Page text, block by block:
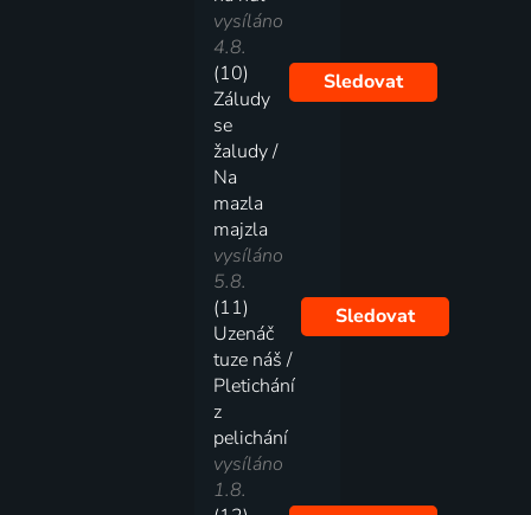
vysíláno
4.8.
(10)
Záludy
se
žaludy /
Na
mazla
majzla
vysíláno
5.8.
Sledovat
(11)
Uzenáč
tuze náš /
Pletichání
z
pelichání
vysíláno
1.8.
Sledovat